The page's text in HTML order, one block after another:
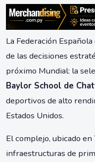
La Federación
de las decisiones
próximo Mundial: la
Baylor School de
deportivos de alto
Estados Unidos.
El complejo, ubicado
infraestructuras de